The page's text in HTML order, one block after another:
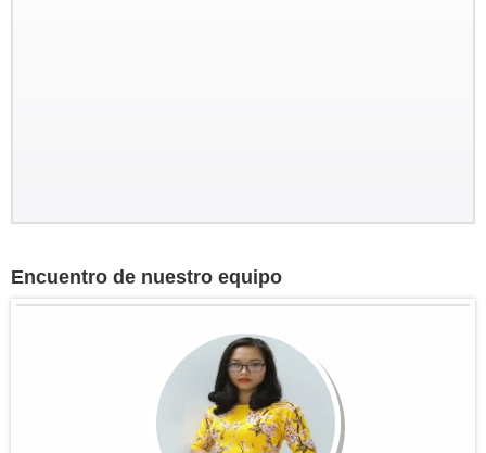
Encuentro de nuestro equipoSra Sibylle SMETS
Circuito a medida para descubrir el
sur de Vietnam y el Camboya del 4
Bruselas - Saigon - Tay Ninh -
Tuneles Cu Chi - MyTho -...
Grupo:Sra Christine PELLERIN y
sus amigos...
Viaje de Norte a Sur del 7 nov al 22
nov